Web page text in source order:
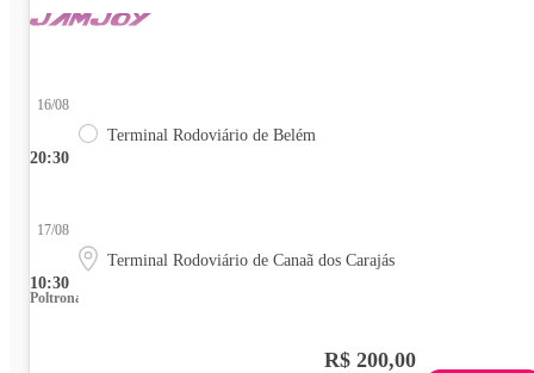
20:30
16/08
Terminal Rodoviário de Belém
10:30
17/08
Terminal Rodoviário de Canaã dos Carajás
Poltrona
R$ 200,00